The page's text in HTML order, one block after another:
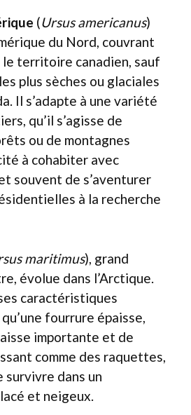
(Ursus americanus)
du Nord, couvrant
territoire canadien, sauf
plus sèches ou glaciales
Il s’adapte à une variété
qu’il s’agisse de
ou de montagnes
à cohabiter avec
souvent de s’aventurer
à la recherche
maritimus), grand
évolue dans l’Arctique.
caractéristiques
fourrure épaisse,
importante et de
comme des raquettes,
dans un
et neigeux.